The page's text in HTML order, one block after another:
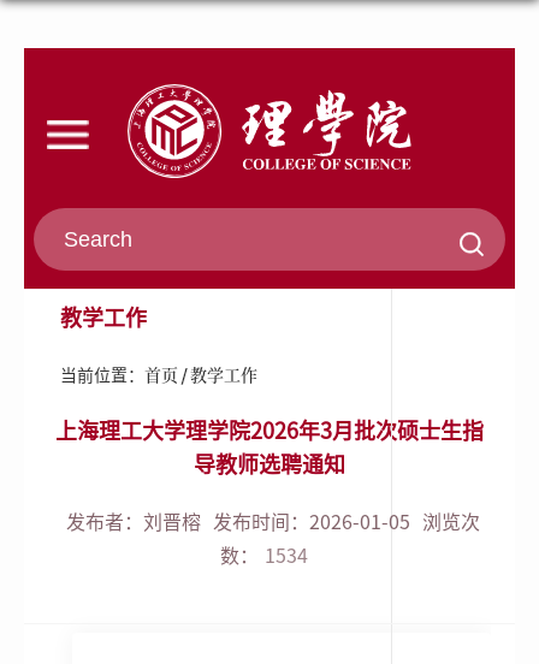
教学工作
当前位置： 首页 教学工作
上海理工大学理学院2026年3月批次硕士生指
导教师选聘通知
发布者：刘晋榕 发布时间：2026-01-05
浏览次
数：
1534